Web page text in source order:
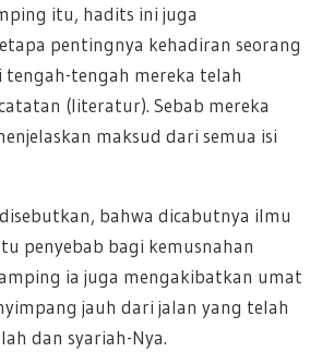
itu, hadits ini juga
pentingnya kehadiran seorang
tengah-tengah mereka telah
(literatur). Sebab mereka
maksud dari semua isi
bahwa dicabutnya ilmu
penyebab bagi kemusnahan
ia juga mengakibatkan umat
jauh dari jalan yang telah
dan syariah-Nya.